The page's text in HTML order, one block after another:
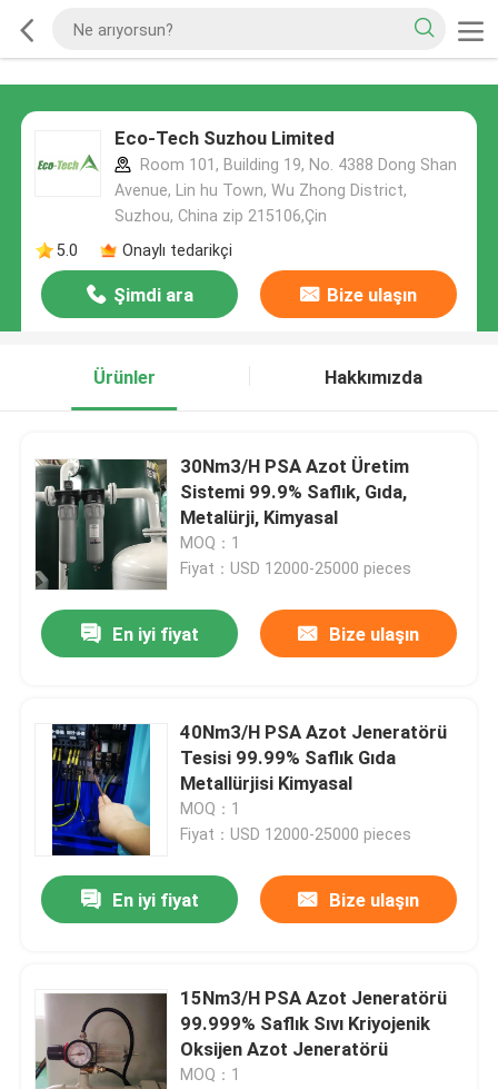
Eco-Tech Suzhou Limited
Room 101, Building 19, No. 4388 Dong Shan
Avenue, Lin hu Town, Wu Zhong District,
Suzhou, China zip 215106,Çin
5.0
Onaylı tedarikçi
Şimdi ara Bize ulaşın
Ürünler Hakkımızda
30Nm3/H PSA Azot Üretim
Sistemi 99.9% Saflık, Gıda,
Metalürji, Kimyasal
MOQ：1
Fiyat：USD 12000-25000 pieces
En iyi fiyat Bize ulaşın
40Nm3/H PSA Azot Jeneratörü
Tesisi 99.99% Saflık Gıda
Metallürjisi Kimyasal
MOQ：1
Fiyat：USD 12000-25000 pieces
En iyi fiyat Bize ulaşın
15Nm3/H PSA Azot Jeneratörü
99.999% Saflık Sıvı Kriyojenik
Oksijen Azot Jeneratörü
MOQ：1